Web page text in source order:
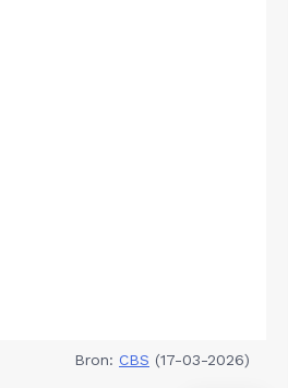
Bron: CBS (17-03-2026)